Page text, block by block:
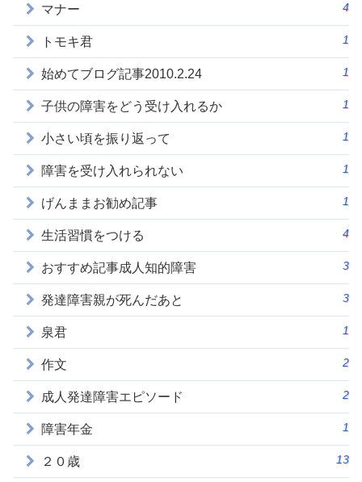
マナー 4
トモキ君 1
始めてブログ記事2010.2.24 1
子供の障害をどう受け入れるか 1
小さい頃を振り返って 1
障害を受け入れられない 1
げんままお勧め記事 1
生活習慣をつける 4
おすすめ記事成人知的障害 3
発達障害親が死んだあと 3
泉君 1
作文 2
成人発達障害エピソード 2
障害年金 1
２０歳 13